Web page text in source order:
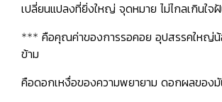
เปลี่ยนแปลงที่ยิ่งใหญ่ จุดหมาย ไม่ไกลเกินใจ
*** คือคุณค่าของการรอคอย อุปสรรคใหญ่น้อ
ข้าม
คือดอกเหงื่อของความพยายาม ดอกผลของมั